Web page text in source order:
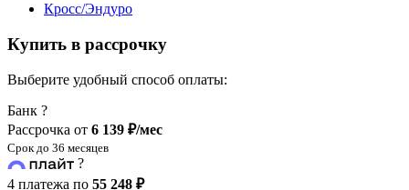
(ZS175
FMM-
Кросс/Эндуро
Купить в рассрочку
Выберите удобный способ оплаты:
Банк ?
Рассрочка от 6 139 ₽/мес
Срок до 36 месяцев
?
4 платежа по 55 248 ₽